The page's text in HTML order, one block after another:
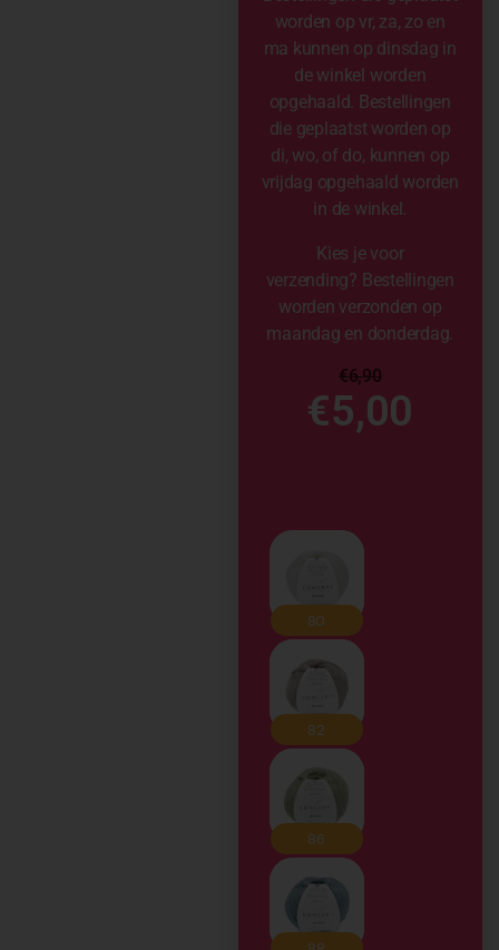
worden op vr, za, zo en
ma kunnen op dinsdag in
de winkel worden
opgehaald. Bestellingen
die geplaatst worden op
di, wo, of do, kunnen op
vrijdag opgehaald worden
in de winkel.
Kies je voor
verzending? Bestellingen
worden verzonden op
maandag en donderdag.
€6,90
€5,00